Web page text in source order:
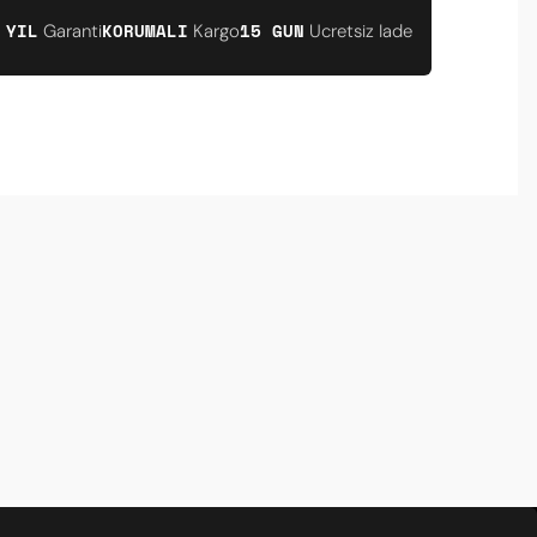
GarantiKORUMALI Kargo15 GUN Ucretsiz Iade